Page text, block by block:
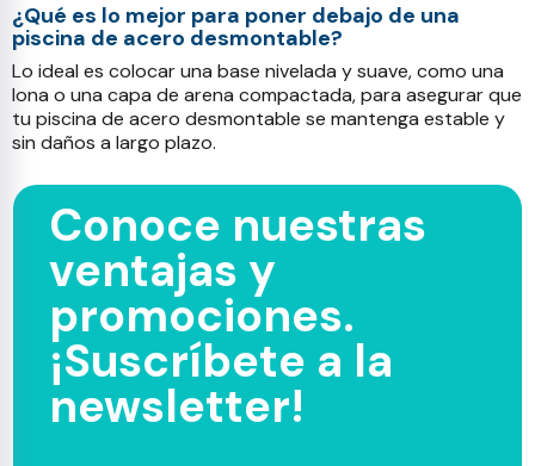
¿Qué es lo mejor para poner debajo de una
piscina de acero desmontable?
Lo ideal es colocar una base nivelada y suave, como una
lona o una capa de arena compactada, para asegurar que
tu piscina de acero desmontable se mantenga estable y
sin daños a largo plazo.
Conoce nuestras
ventajas y
promociones.
¡Suscríbete a la
newsletter!